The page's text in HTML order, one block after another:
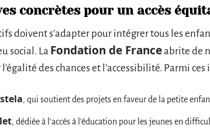
concrètes pour un accès
doivent s’adapter pour intégrer tous les
social. La Fondation de Franceabrite de
des chances et l’accessibilité. Parmi
, qui soutient des projets en faveur de la petite
, dédiée à l’accès à l’éducation pour les jeunes en